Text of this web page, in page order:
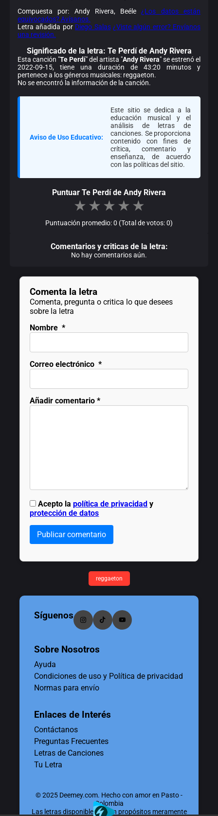
Compuesta por: Andy Rivera, Beéle¿Los datos están
equivocados? Avísanos.
Letra añadida por Diego Salas ¿Viste algún error? Envíanos
una revisión.
Significado de la letra: Te Perdí de Andy Rivera
Esta canción "Te Perdí" del artista "Andy Rivera" se estrenó el
2022-09-15, tiene una duración de 43:20 minutos y
pertenece a los géneros musicales: reggaeton.
No se encontró la información de la canción.
Aviso de Uso Educativo:
Este sitio se dedica a la
educación musical y el
análisis de letras de
canciones. Se proporciona
contenido con fines de
crítica, comentario y
enseñanza, de acuerdo
con las políticas del sitio.
Puntuar Te Perdí de Andy Rivera
★ ★ ★ ★ ★
Puntuación promedio: 0 (Total de votos: 0)
Comentarios y criticas de la letra:
No hay comentarios aún.
Comenta la letra
Comenta, pregunta o critica lo que desees
sobre la letra
Nombre *
Correo electrónico *
Añadir comentario *
Acepto lapolítica de privacidad y
protección de datos
Publicar comentario
reggaeton
Síguenos
Sobre Nosotros
Ayuda
Condiciones de uso y Política de privacidad
Normas para envío
Enlaces de Interés
Contáctanos
Preguntas Frecuentes
Letras de Canciones
Tu Letra
© 2025 Deemey.com. Hecho con amor en Pasto -
Colombia
Las letras disponibles tienen propósitos meramente